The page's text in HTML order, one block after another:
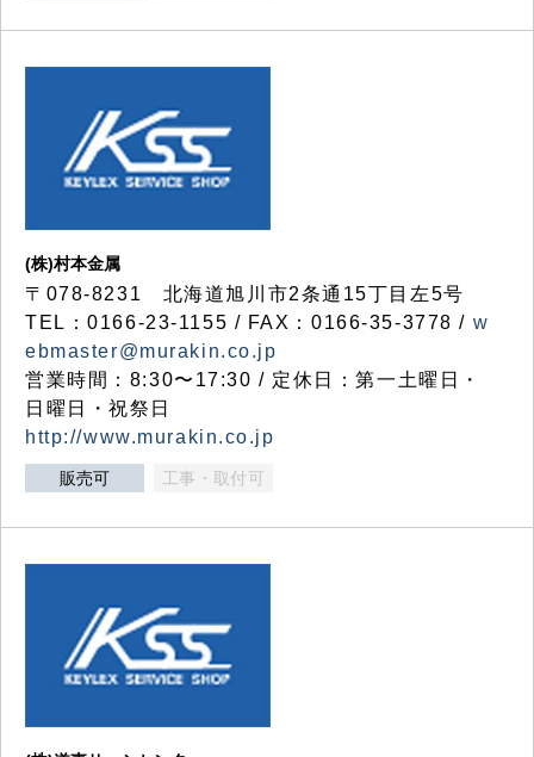
(株)村本金属
〒078-8231 北海道旭川市2条通15丁目左5号
TEL：0166-23-1155 / FAX：0166-35-3778 / w
ebmaster@murakin.co.jp
営業時間：8:30〜17:30 / 定休日：第一土曜日・
日曜日・祝祭日
http://www.murakin.co.jp
販売可 工事・取付可